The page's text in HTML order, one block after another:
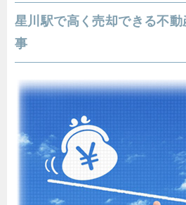
星川駅で高く売却できる不
事